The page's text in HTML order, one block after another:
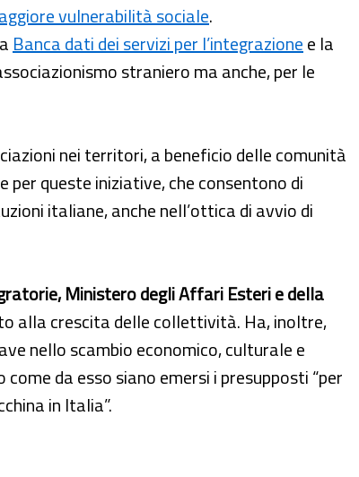
vulnerabilità sociale.
Banca dati dei servizi per l’integrazionee la
straniero ma anche, per le
nei territori, a beneficio delle comunità
queste iniziative, che consentono di
italiane, anche nell’ottica di avvio di
Ministero degli Affari Esteri e della
alla crescita delle collettività. Ha, inoltre,
nello scambio economico, culturale e
da esso siano emersi i presupposti “per
in Italia”.